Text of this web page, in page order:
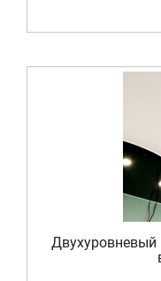
Двухуровневый